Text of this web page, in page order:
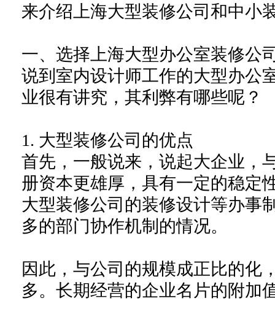
来介绍 上海大型装修公司和中小
一、选择上海大型办公室装修公
说到室内设计师工作的大型办公
业很有讲究，其利弊有哪些呢？
1. 大型装修公司 的优点
首先，一般说来，说起大企业，
册资本更雄厚， 具有一定的稳定
大型装修公司的装修设计等办事
多的部门协作机制的情况。
因此， 与公司的规模成正比的化
多。 长期经营的企业名片的附加